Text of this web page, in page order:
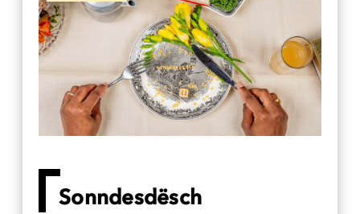
Sonndesdësch